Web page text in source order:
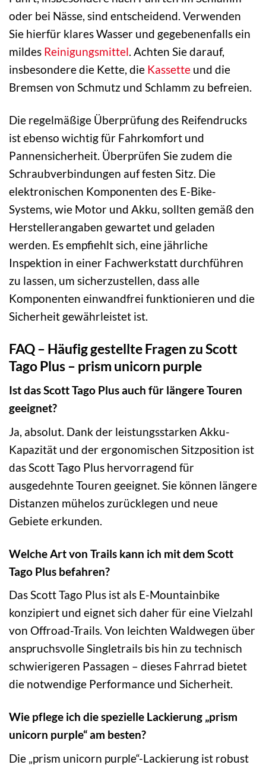
oder bei Nässe, sind entscheidend. Verwenden
Sie hierfür klares Wasser und gegebenenfalls ein
mildes Reinigungsmittel. Achten Sie darauf,
insbesondere die Kette, die Kassette und die
Bremsen von Schmutz und Schlamm zu befreien.
Die regelmäßige Überprüfung des Reifendrucks
ist ebenso wichtig für Fahrkomfort und
Pannensicherheit. Überprüfen Sie zudem die
Schraubverbindungen auf festen Sitz. Die
elektronischen Komponenten des E-Bike-
Systems, wie Motor und Akku, sollten gemäß den
Herstellerangaben gewartet und geladen
werden. Es empfiehlt sich, eine jährliche
Inspektion in einer Fachwerkstatt durchführen
zu lassen, um sicherzustellen, dass alle
Komponenten einwandfrei funktionieren und die
Sicherheit gewährleistet ist.
FAQ – Häufig gestellte Fragen zu Scott
Tago Plus – prism unicorn purple
Ist das Scott Tago Plus auch für längere Touren
geeignet?
Ja, absolut. Dank der leistungsstarken Akku-
Kapazität und der ergonomischen Sitzposition ist
das Scott Tago Plus hervorragend für
ausgedehnte Touren geeignet. Sie können längere
Distanzen mühelos zurücklegen und neue
Gebiete erkunden.
Welche Art von Trails kann ich mit dem Scott
Tago Plus befahren?
Das Scott Tago Plus ist als E-Mountainbike
konzipiert und eignet sich daher für eine Vielzahl
von Offroad-Trails. Von leichten Waldwegen über
anspruchsvolle Singletrails bis hin zu technisch
schwierigeren Passagen – dieses Fahrrad bietet
die notwendige Performance und Sicherheit.
Wie pflege ich die spezielle Lackierung „prism
unicorn purple“ am besten?
Die „prism unicorn purple“-Lackierung ist robust